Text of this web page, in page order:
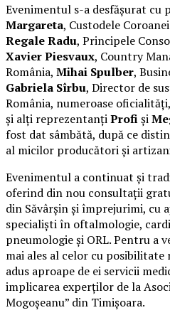
Evenimentul s-a desfășurat cu
Margareta, Custodele
Regale Radu, Principele
Xavier Piesvaux, Country
România, Mihai Spulber,
Gabriela Sîrbu, Director de
România, numeroase
și alți reprezentanțiProfiși
fost dat sâmbătă, după ce
al micilor producători și
Evenimentul a continuat și
oferind din nou consultații
din Săvârșin și împrejurimi, cu
specialiști în oftalmologie,
pneumologie și ORL. Pentru a
mai ales al celor cu posibilitate
adus aproape de ei servicii
implicarea experților de la
Mogoșeanu” din Timișoara.